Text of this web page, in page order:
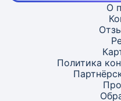
О
Политика